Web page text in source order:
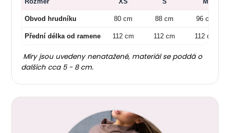
Obvod hrudníku 80 cm 88 cm 96 cm
Přední délka od ramene 112 cm 112 cm 112 cm
Míry jsou uvedeny nenatažené, materiál se poddá o
dalších cca 5 - 8 cm.